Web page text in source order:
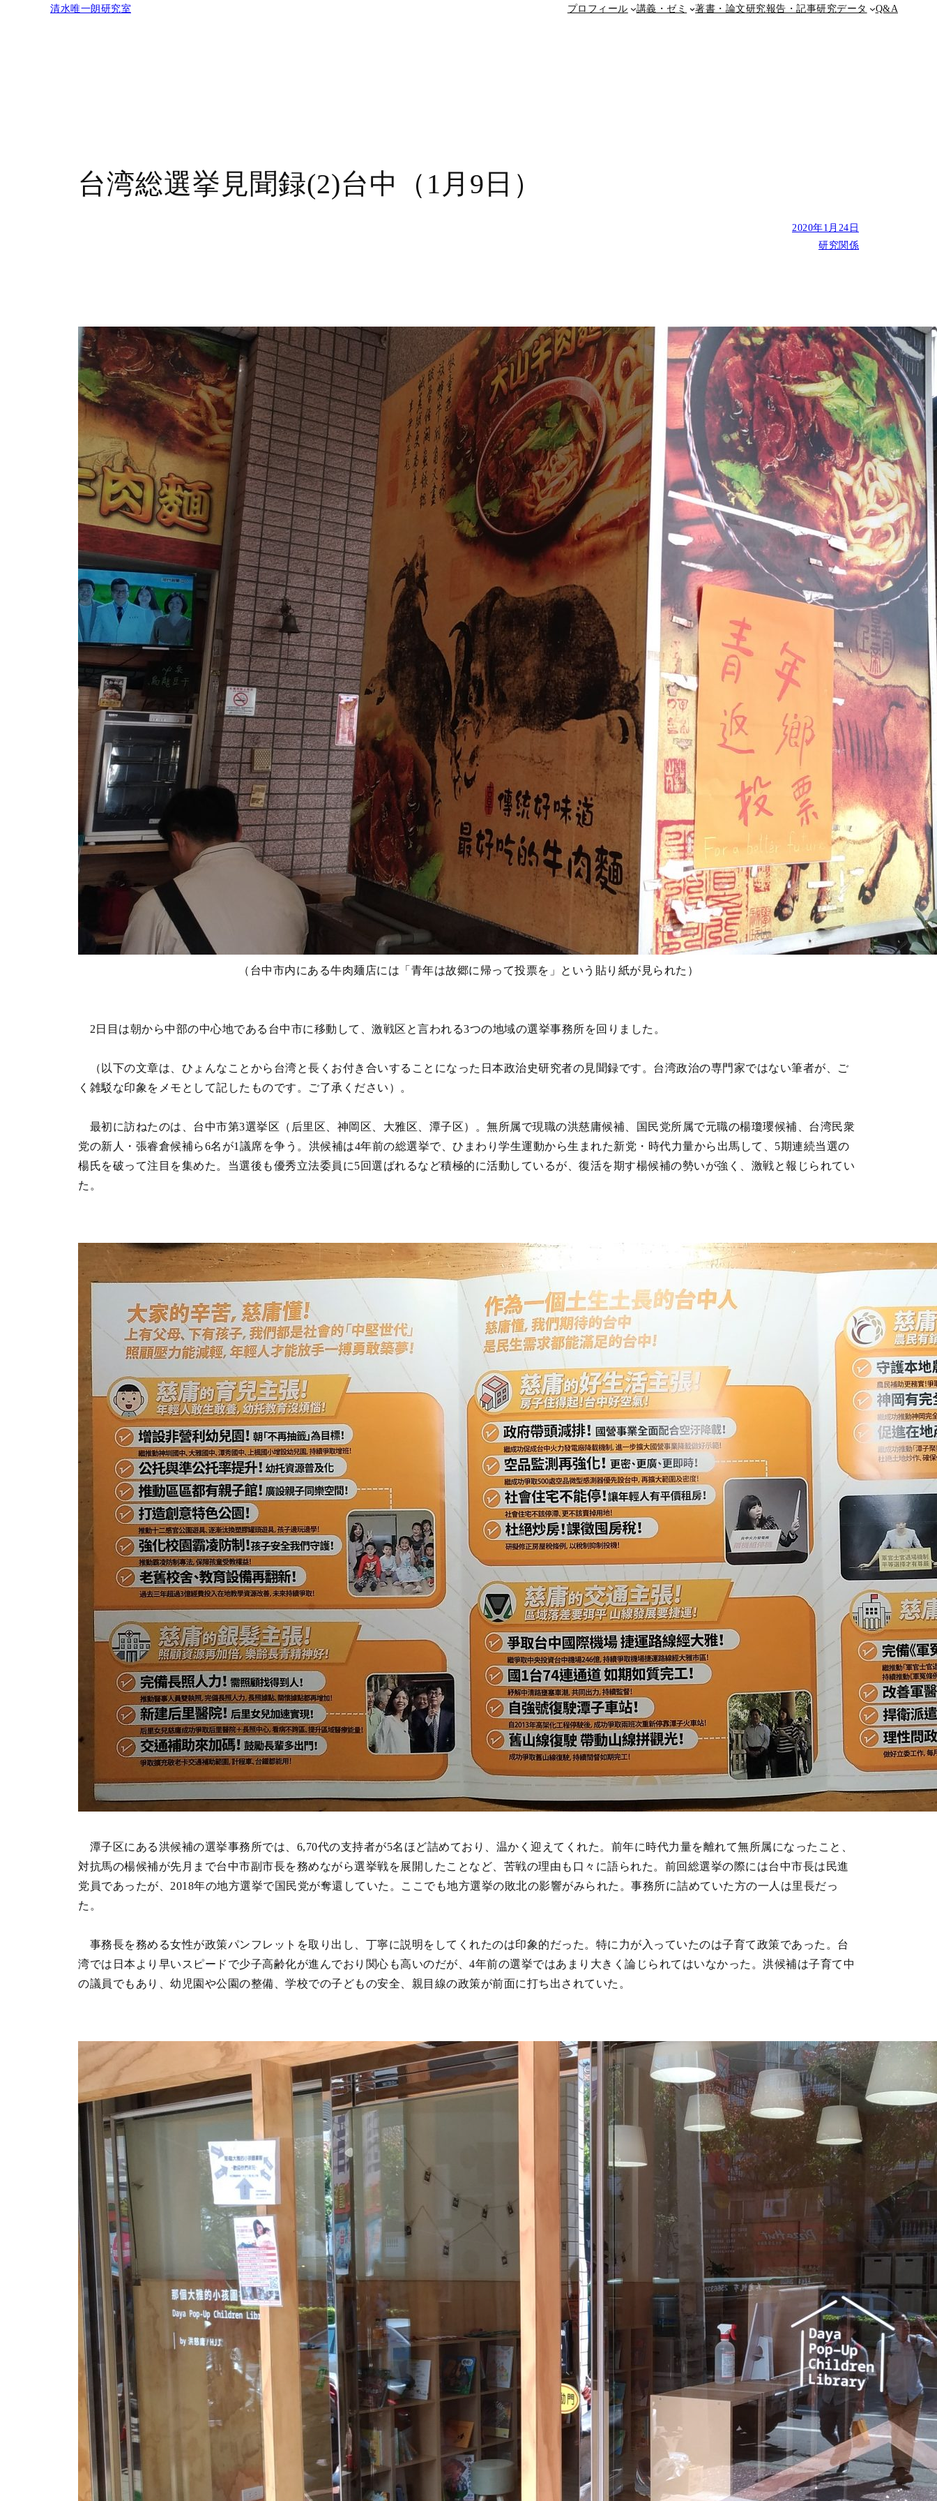
清水唯一朗研究室 プロフィール 講義・ゼミ 著書・論文研究報告・記事研究データ Q&A
台湾総選挙見聞録(2)台中（1月9日）
2020年1月24日
研究関係
（台中市内にある牛肉麺店には「青年は故郷に帰って投票を」という貼り紙が見られた）
2日目は朝から中部の中心地である台中市に移動して、激戦区と言われる3つの地域の選挙事務所を回りました。
（以下の文章は、ひょんなことから台湾と長くお付き合いすることになった日本政治史研究者の見聞録です。台湾政治の専門家ではない筆者が、ご
く雑駁な印象をメモとして記したものです。ご了承ください）。
最初に訪ねたのは、台中市第3選挙区（后里区、神岡区、大雅区、潭子区）。無所属で現職の洪慈庸候補、国民党所属で元職の楊瓊瓔候補、台湾民衆
党の新人・張睿倉候補ら6名が1議席を争う。洪候補は4年前の総選挙で、ひまわり学生運動から生まれた新党・時代力量から出馬して、5期連続当選の
楊氏を破って注目を集めた。当選後も優秀立法委員に5回選ばれるなど積極的に活動しているが、復活を期す楊候補の勢いが強く、激戦と報じられてい
た。
潭子区にある洪候補の選挙事務所では、6,70代の支持者が5名ほど詰めており、温かく迎えてくれた。前年に時代力量を離れて無所属になったこと、
対抗馬の楊候補が先月まで台中市副市長を務めながら選挙戦を展開したことなど、苦戦の理由も口々に語られた。前回総選挙の際には台中市長は民進
党員であったが、2018年の地方選挙で国民党が奪還していた。ここでも地方選挙の敗北の影響がみられた。事務所に詰めていた方の一人は里長だっ
た。
事務長を務める女性が政策パンフレットを取り出し、丁寧に説明をしてくれたのは印象的だった。特に力が入っていたのは子育て政策であった。台
湾では日本より早いスピードで少子高齢化が進んでおり関心も高いのだが、4年前の選挙ではあまり大きく論じられてはいなかった。洪候補は子育て中
の議員でもあり、幼児園や公園の整備、学校での子どもの安全、親目線の政策が前面に打ち出されていた。